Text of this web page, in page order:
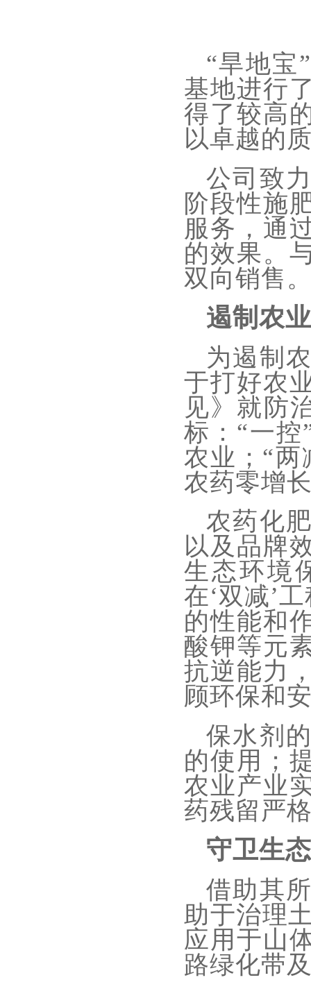
“旱地宝
基地进行
得了较高
以卓越的
公司致
阶段性施
服务，通
的效果。
双向销售
遏制农
为遏制
于打好农
见》就防
标：“一
农业；“
农药零增
农药化
以及品牌
生态环境
在‘双减’
的性能和
酸钾等元
抗逆能力
顾环保和
保水剂
的使用；
农业产业
药残留严
守卫生
借助其
助于治理
应用于山
路绿化带